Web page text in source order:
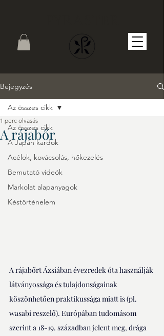
Bejegyzés
Az összes cikk
A Japán kardok
Acélok, kovácsolás, hőkezelés
Bemutató videók
Markolat alapanyagok
Késtörténelem
Az összes cikk
A rájabőr
1 perc olvasás
A rájabőrt Ázsiában évezredek óta használják
látványossága és tulajdonságainak
köszönhetően praktikussága miatt is (pl.
wasabi reszelő). Európában tudomásom
szerint a 18-19. században jelent meg, drága